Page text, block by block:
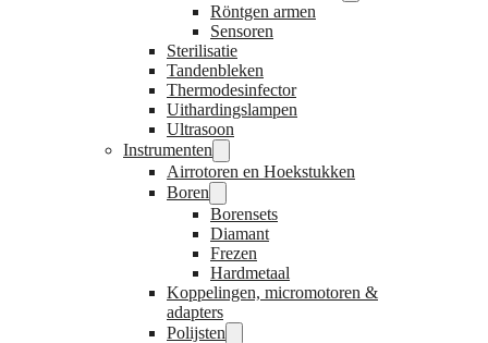
Röntgen armen
Sensoren
Sterilisatie
Tandenbleken
Thermodesinfector
Uithardingslampen
Ultrasoon
Instrumenten
Airrotoren en Hoekstukken
Boren
Borensets
Diamant
Frezen
Hardmetaal
Koppelingen, micromotoren &
adapters
Polijsten